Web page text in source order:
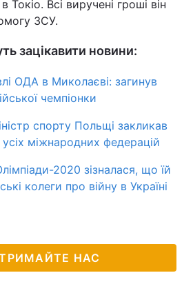
Токіо. Всі виручені гроші він
ЗСУ.
зацікавити новини:
ОДА в Миколаєві: загинув
чемпіонки
спорту Польщі закликав
міжнародних федерацій
2020 зізналася, що їй
колеги про війну в Україні
НАС